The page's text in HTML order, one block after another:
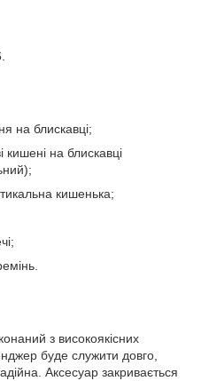
на блискавці;
кишені на блискавці
кишенька;
з високоякісних
буде служити довго,
Аксесуар закривається